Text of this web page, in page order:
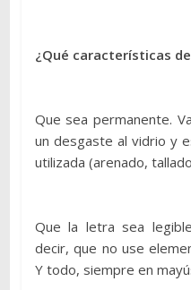
¿Qué características
Que sea permanente.
un desgaste al vidrio y
utilizada (arenado,
Que la letra sea
decir, que no use
Y todo, siempre en